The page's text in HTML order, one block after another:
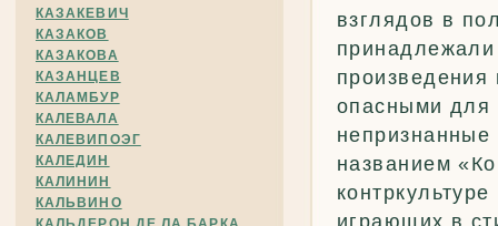
КАЗАКЕВИЧ
КАЗАКОВ
КАЗАКОВА
КАЗАНЦЕВ
КАЛАМБУР
КАЛЕВАЛА
КАЛЕВИПОЭГ
КАЛЕДИН
КАЛИНИН
КАЛЬВИНО
взглядов в
принадлежали
опасными для
названием
играющих в